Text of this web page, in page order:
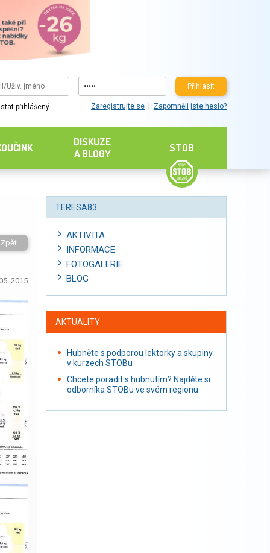
Přihlásit
přihlášený Zaregistrujte se Zapomněli jste heslo?
DISKUZE
A BLOGY
STOB
Zpět
2015
TERESA83
AKTIVITA
INFORMACE
FOTOGALERIE
BLOG
AKTUALITY
Hubněte s podporou lektorky a skupiny
v kurzech STOBu
Chcete poradit s hubnutím? Najděte si
odborníka STOBu ve svém regionu